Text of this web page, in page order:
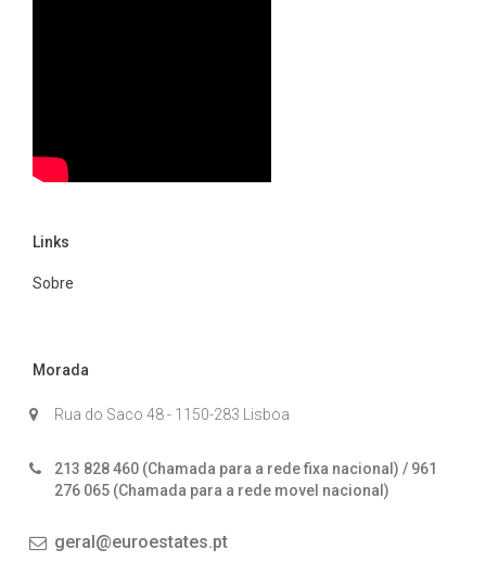
Links
Sobre
Morada
Rua do Saco 48 - 1150-283 Lisboa
213 828 460 (Chamada para a rede fixa nacional) / 961
276 065 (Chamada para a rede movel nacional)
geral@euroestates.pt